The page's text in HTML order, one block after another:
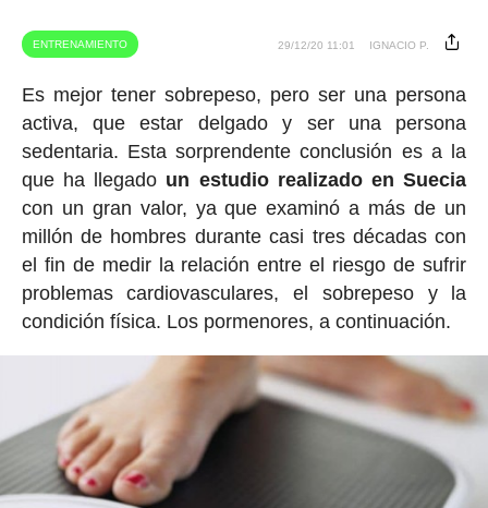
ENTRENAMIENTO 29/12/20 11:01 IGNACIO P.
Es mejor tener sobrepeso, pero ser una persona
activa, que estar delgado y ser una persona
sedentaria. Esta sorprendente conclusión es a la
que ha llegado un estudio realizado en Suecia
con un gran valor, ya que examinó a más de un
millón de hombres durante casi tres décadas con
el fin de medir la relación entre el riesgo de sufrir
problemas cardiovasculares, el sobrepeso y la
condición física. Los pormenores, a continuación.